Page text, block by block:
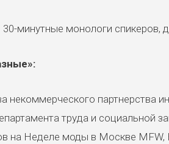
30-минутные монологи спикеров,
некоммерческого партнерства
труда и социальной
на Неделе моды в Москве